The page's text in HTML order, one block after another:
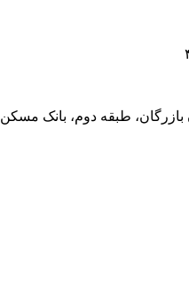
بازرگان، طبقه دوم، بانک مسکن